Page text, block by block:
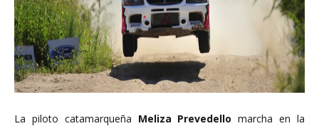
La piloto catamarqueña Meliza Prevedello marcha en la